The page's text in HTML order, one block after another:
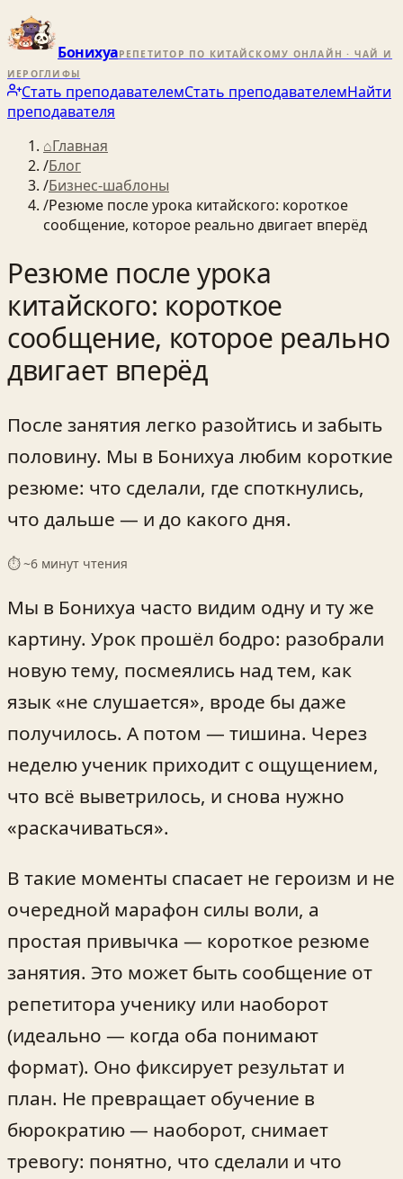
БонихуаРЕПЕТИТОР ПО КИТАЙСКОМУ ОНЛАЙН · ЧАЙ И
ИЕРОГЛИФЫ
Стать преподавателемСтать преподавателемНайти
преподавателя
⌂Главная
/Блог
/Бизнес-шаблоны
/Резюме после урока китайского: короткое
сообщение, которое реально двигает вперёд
Резюме после урока
китайского: короткое
сообщение, которое реально
двигает вперёд
После занятия легко разойтись и забыть
половину. Мы в Бонихуа любим короткие
резюме: что сделали, где споткнулись,
что дальше — и до какого дня.
⏱ ~6 минут чтения
Мы в Бонихуа часто видим одну и ту же
картину. Урок прошёл бодро: разобрали
новую тему, посмеялись над тем, как
язык «не слушается», вроде бы даже
получилось. А потом — тишина. Через
неделю ученик приходит с ощущением,
что всё выветрилось, и снова нужно
«раскачиваться».
В такие моменты спасает не героизм и не
очередной марафон силы воли, а
простая привычка — короткое резюме
занятия. Это может быть сообщение от
репетитора ученику или наоборот
(идеально — когда оба понимают
формат). Оно фиксирует результат и
план. Не превращает обучение в
бюрократию — наоборот, снимает
тревогу: понятно, что сделали и что